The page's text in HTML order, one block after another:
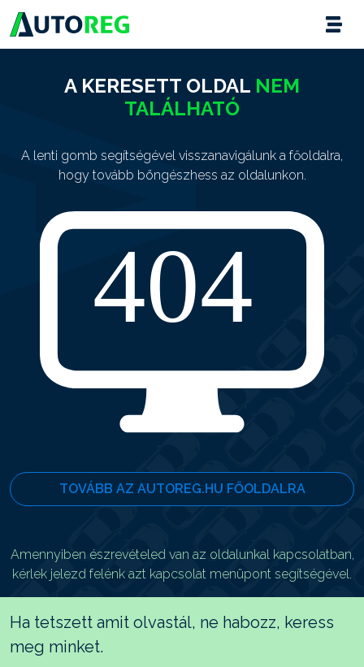
A KERESETT OLDAL NEM
TALÁLHATÓ
A lenti gomb segítségével visszanavigálunk a főoldalra,
hogy tovább böngészhess az oldalunkon.
TOVÁBB AZ AUTOREG.HU FŐOLDALRA
Amennyiben észrevételed van az oldalunkal kapcsolatban,
kérlek jelezd felénk azt kapcsolat menüpont segítségével.
Ha tetszett amit olvastál, ne habozz, keress
meg minket.